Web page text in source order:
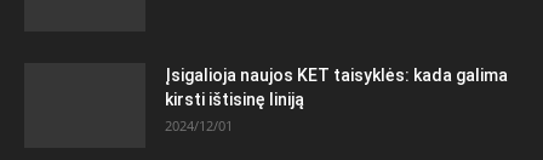
Įsigalioja naujos KET taisyklės: kada galima
kirsti ištisinę liniją
2024/12/01